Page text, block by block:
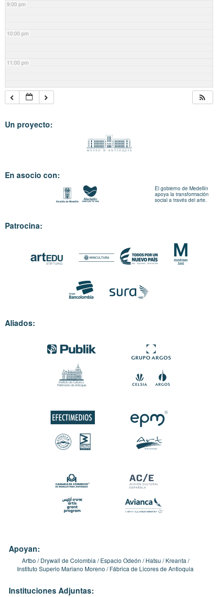
9:00 pm
10:00 pm
11:00 pm
Un proyecto:
En asocio con:
El gobierno de Medellín
apoya la transformación
social a través del arte.
Patrocina:
Aliados:
Apoyan:
Artbo Drywall de Colombia Espacio Odeón Hatsu
Kreanta
Instituto Superio Mariano Moreno
Fábrica de Licores de Antioquia
Instituciones Adjuntas: